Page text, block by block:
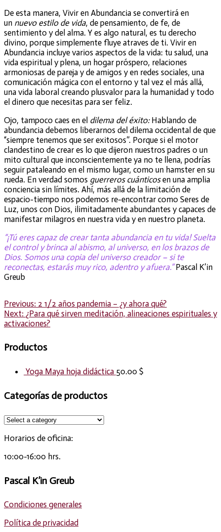
De esta manera, Vivir en Abundancia se convertirá en
un nuevo estilo de vida, de pensamiento, de fe, de
sentimiento y del alma. Y es algo natural, es tu derecho
divino, porque simplemente fluye atraves de ti. Vivir en
Abundancia incluye varios aspectos de la vida: tu salud, una
vida espiritual y plena, un hogar próspero, relaciones
armoniosas de pareja y de amigos y en redes sociales, una
comunicación mágica con el entorno y tal vez el más allá,
una vida laboral creando plusvalor para la humanidad y todo
el dinero que necesitas para ser feliz.
Ojo, tampoco caes en el dilema del éxito:Hablando de
abundancia debemos liberarnos del dilema occidental de que
“siempre tenemos que ser exitosos”. Porque si el motor
clandestino de crear es lo que dijeron nuestros padres o un
mito cultural que inconscientemente ya no te llena, podrías
seguir pataleando en el mismo lugar, como un hamster en su
rueda. En verdad somos guerreros cuánticosen una amplia
conciencia sin límites. Ahí, más allá de la limitación de
espacio-tiempo nos podemos re-encontrar como Seres de
Luz, unos con Dios, ilimitadamente abundantes y capaces de
manifestar milagros en nuestra vida y en nuestro planeta.
“¡Tú eres capaz de crear tanta abundancia en tu vida! Suelta
el control y brinca al abismo, al universo, en los brazos de
Dios. Somos una copia del universo creador – si te
reconectas, estarás muy rico, adentro y afuera.” Pascal K’in
Greub
Post
navigation
Previous: Previous
post:
2 1/2 años pandemia – ¿y ahora qué?
Next: Next
post:
¿Para qué sirven meditación, alineaciones espirituales y
activaciones?
Productos
Yoga Maya hoja didáctica 50.00 $
Categorías de productos
Horarios de oficina:
10:00-16:00 hrs.
Pascal K’in Greub
Condiciones generales
Política de privacidad